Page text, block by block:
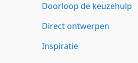
Doorloop de keuzehulp
Direct ontwerpen
Inspiratie